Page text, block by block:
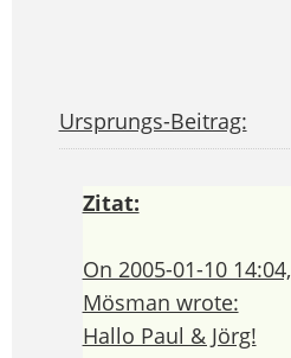
Ursprungs-Beitrag:
Zitat:
On 2005-01-10 14:04,
Mösman wrote:
Hallo Paul & Jörg!